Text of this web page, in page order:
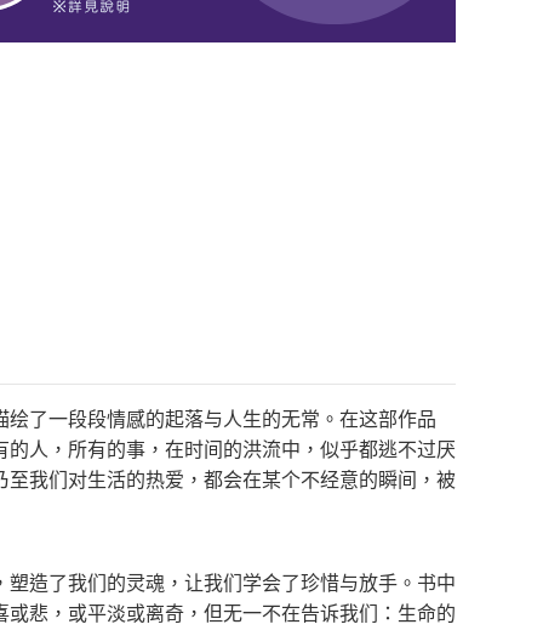
了一段段情感的起落与人生的无常。在这部作品
人，所有的事，在时间的洪流中，似乎都逃不过厌
我们对生活的热爱，都会在某个不经意的瞬间，被
造了我们的灵魂，让我们学会了珍惜与放手。书中
悲，或平淡或离奇，但无一不在告诉我们：生命的